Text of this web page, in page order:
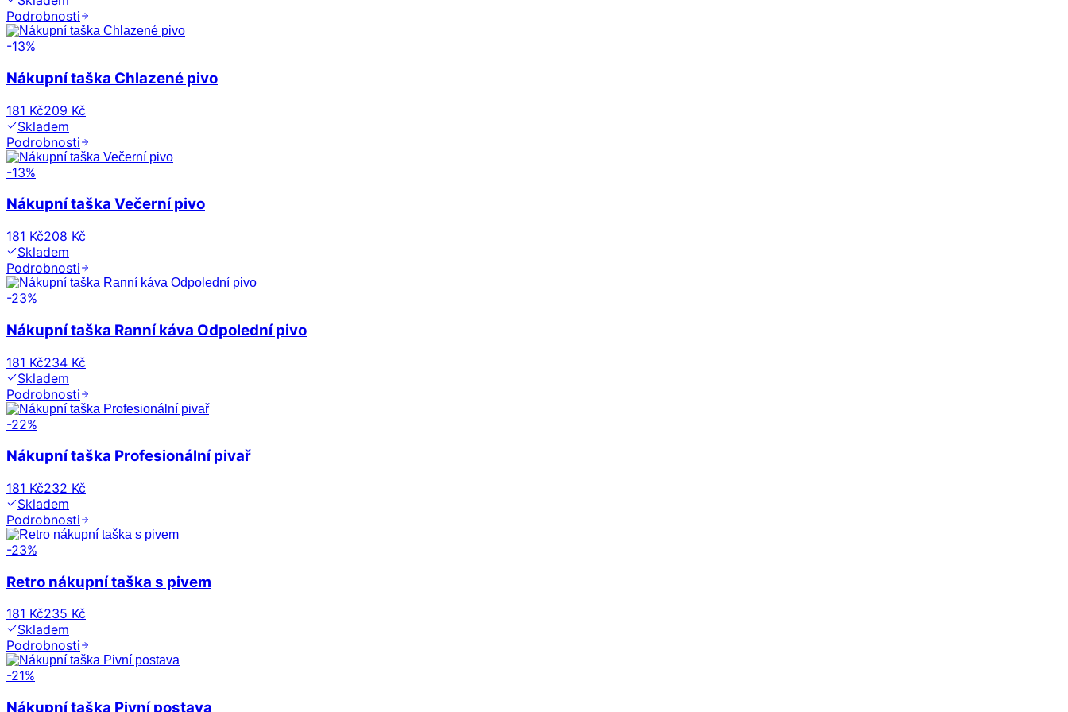
Podrobnosti
-13%
Nákupní taška Chlazené pivo
181 Kč209 Kč
Skladem
Podrobnosti
-13%
Nákupní taška Večerní pivo
181 Kč208 Kč
Skladem
Podrobnosti
-23%
Nákupní taška Ranní káva Odpolední pivo
181 Kč234 Kč
Skladem
Podrobnosti
-22%
Nákupní taška Profesionální pivař
181 Kč232 Kč
Skladem
Podrobnosti
-23%
Retro nákupní taška s pivem
181 Kč235 Kč
Skladem
Podrobnosti
-21%
Nákupní taška Pivní postava